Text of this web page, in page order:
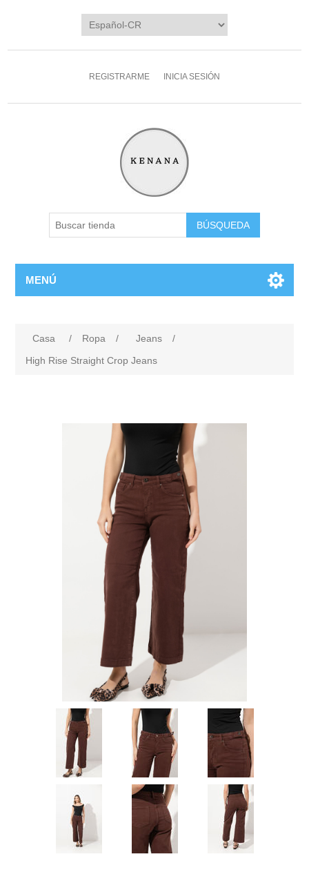
REGISTRARME INICIA SESIÓN
MENÚ
Casa / Ropa / Jeans
/
High Rise Straight Crop Jeans